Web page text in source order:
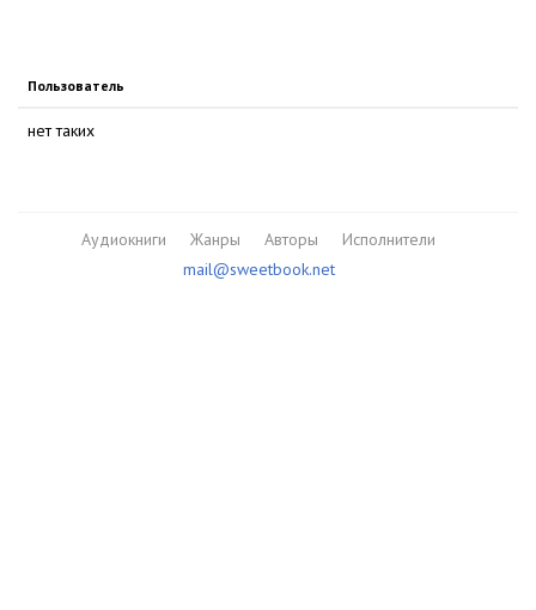
Пользователь
нет таких
Аудиокниги Жанры Авторы
Исполнители
mail@sweetbook.net